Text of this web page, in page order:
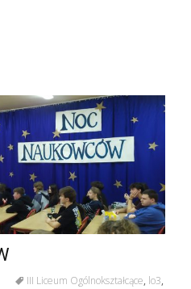
III Liceum Ogólnokształcące, lo3,